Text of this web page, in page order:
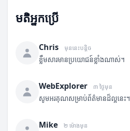
មតិអ្នកប្រើ
Chris មុននេះបន្តិច
ខ្លឹមសារមានប្រយោជន៍ខ្លាំងណាស់។
WebExplorer ៣ ថ្ងៃមុន
សូមអរគុណសម្រាប់ព័ត៌មានដ៏ល្អនេះ។
Mike ២ ម៉ោងមុន